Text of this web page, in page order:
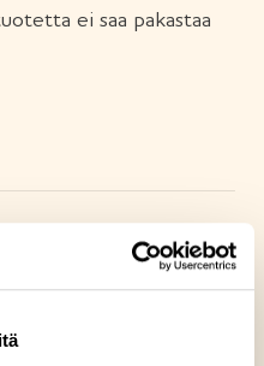
ei saa pakastaa